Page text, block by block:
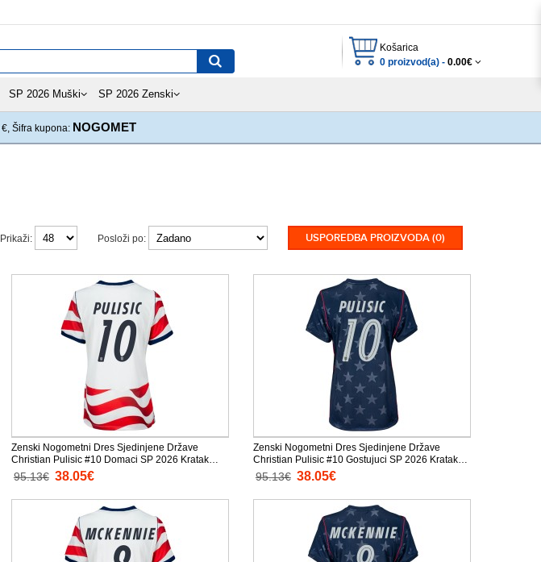
Košarica
0 proizvod(a) - 0.00€
SP 2026 Muški SP 2026 Zenski
€, Šifra kupona: NOGOMET
USPOREDBA PROIZVODA (0)
Posloži po:
Prikaži:
Zenski Nogometni Dres Sjedinjene Države
Christian Pulisic #10 Domaci SP 2026 Kratak
Rukav
95.13€ 38.05€
Zenski Nogometni Dres Sjedinjene Države
Christian Pulisic #10 Gostujuci SP 2026 Kratak
Rukav
95.13€ 38.05€